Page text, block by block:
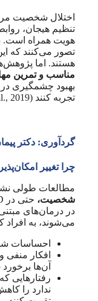
تنظیم هیجان،
هویت همراه است.
تصور می‌کنند که
هستند. اما
مناسب و تمرین
بهبود چشمگیری
تجربه کنند (Kramer et al., 2019).
گردآوری: دکتر
چرا تغییر
مطالعات طولی
شخصیت،
می‌شوند، به افراد
احساسات
افکار منفی
آن‌ها
رفتارهایی
ندارد را